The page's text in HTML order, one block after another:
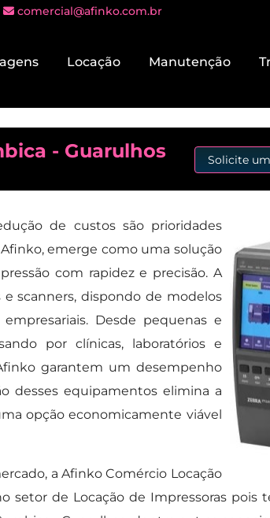
comercial@afinko.com.br
Locação Manutenção
- Guarulhos Solicite
de custos são prioridades
emerge como uma solução
com rapidez e precisão. A
scanners, dispondo de modelos
Desde pequenas e
por clínicas, laboratórios e
garantem um desempenho
desses equipamentos elimina a
opção economicamente viável
a Afinko Comércio Locação
setor de Locação de Impressoras